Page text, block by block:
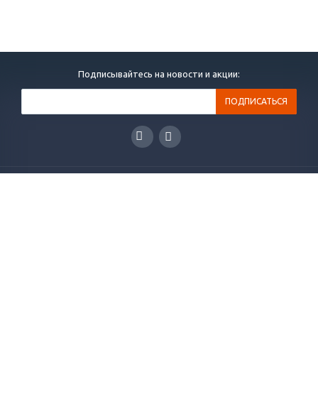
Подписывайтесь на новости и акции: